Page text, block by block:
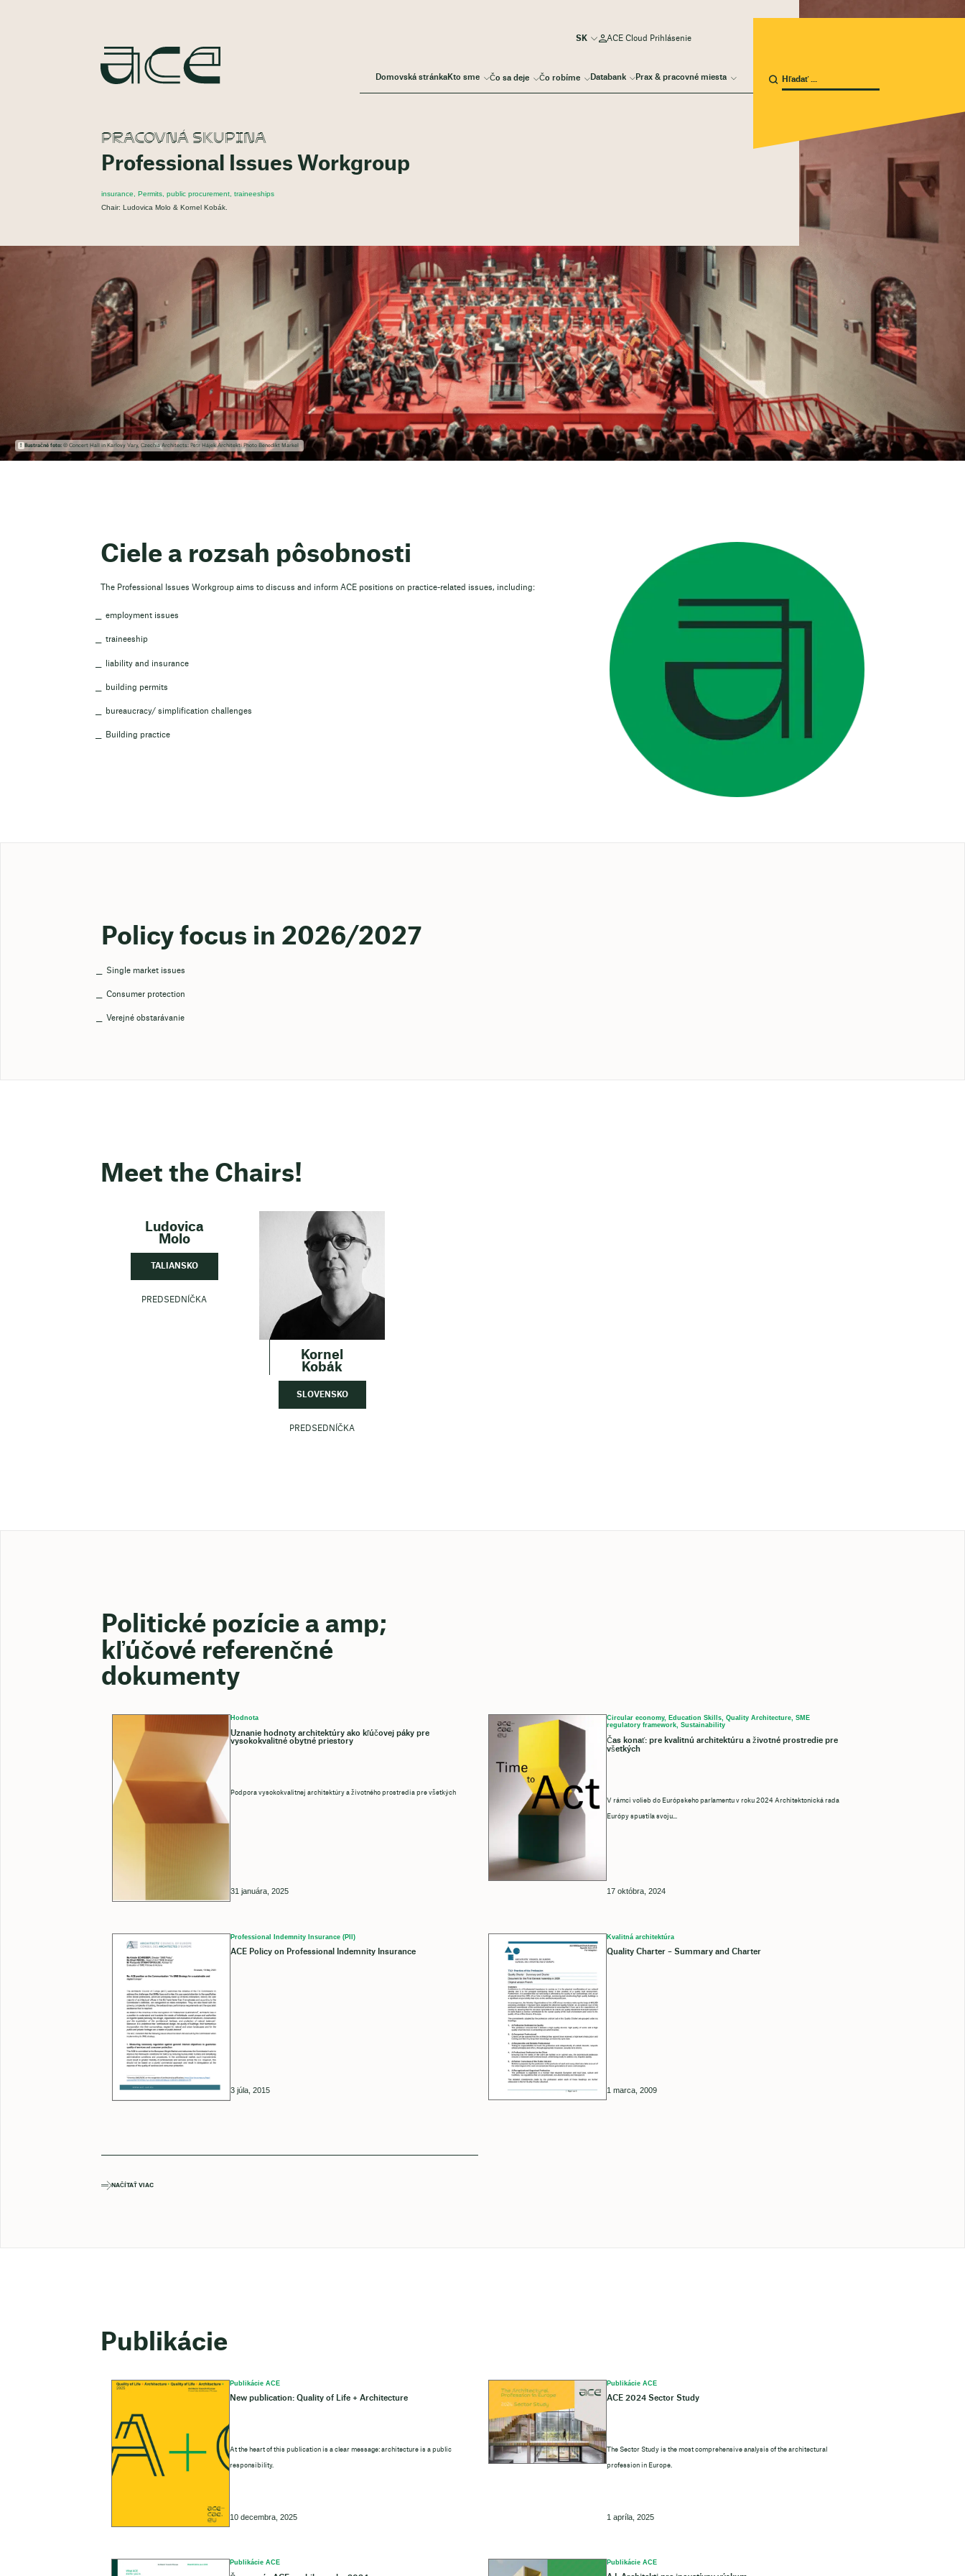
Domovská stránkaKto sme Čo sa deje Čo robíme Databank Prax & pracovné miesta
ACE Cloud Prihlásenie
PRACOVNÁ SKUPINA
Professional Issues Workgroup
insurance, Permits, public procurement, traineeships
Chair: Ludovica Molo & Kornel Kobák.
Ilustračné foto:© Concert Hall in Karlovy Vary, Czechia Architects: Petr Hájek Architekti Photo Benedikt Markel
Ciele a rozsah pôsobnosti
The Professional Issues Workgroup aims to discuss and inform ACE positions on practice-related issues, including:
employment issues
traineeship
liability and insurance
building permits
bureaucracy/ simplification challenges
Building practice
Policy focus in 2026/2027
Single market issues
Consumer protection
Verejné obstarávanie
Meet the Chairs!
Ludovica
Molo
TALIANSKO
PREDSEDNÍČKA
Kornel
Kobák
SLOVENSKO
PREDSEDNÍČKA
Politické pozície a amp;
kľúčové referenčné
dokumenty
Hodnota
Uznanie hodnoty architektúry ako kľúčovej páky pre
vysokokvalitné obytné priestory
Podpora vysokokvalitnej architektúry a životného prostredia pre všetkých
31 januára, 2025
Circular economy, Education Skills, Quality Architecture, SME
regulatory framework, Sustainability
Čas konať: pre kvalitnú architektúru a životné prostredie pre
všetkých
V rámci volieb do Európskeho parlamentu v roku 2024 Architektonická rada
Európy spustila svoju...
17 októbra, 2024
Professional Indemnity Insurance (PII)
ACE Policy on Professional Indemnity Insurance
3 júla, 2015
Kvalitná architektúra
Quality Charter – Summary and Charter
1 marca, 2009
NAČÍTAŤ VIAC
Publikácie
Publikácie ACE
New publication: Quality of Life + Architecture
At the heart of this publication is a clear message: architecture is a public
responsibility.
10 decembra, 2025
Publikácie ACE
ACE 2024 Sector Study
The Sector Study is the most comprehensive analysis of the architectural
profession in Europe.
1 apríla, 2025
Publikácie ACE Publikácie ACE